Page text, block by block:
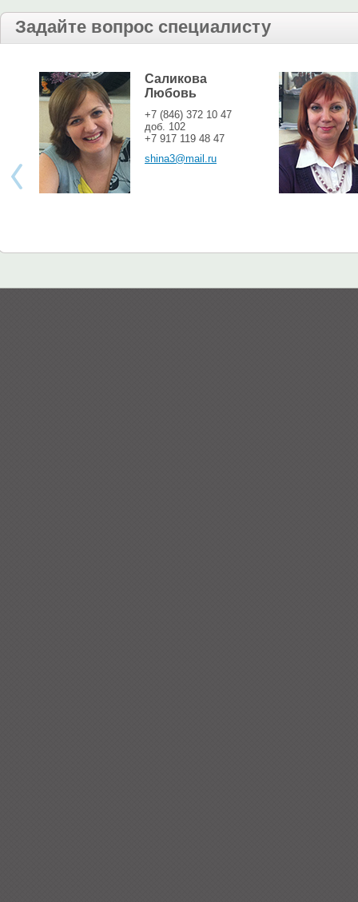
Задайте вопрос специалисту
Саликова
Любовь
+7 (846) 372 10 47
доб. 102
+7 917 119 48 47
shina3@mail.ru